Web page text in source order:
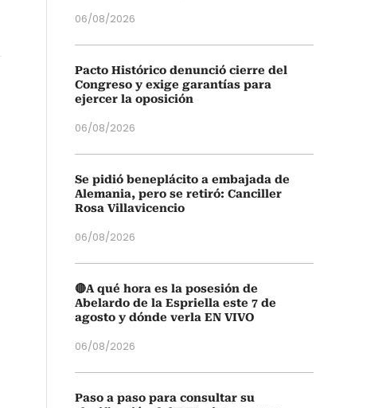
06/08/2026
Pacto Histórico denunció cierre del
Congreso y exige garantías para
ejercer la oposición
06/08/2026
Se pidió beneplácito a embajada de
Alemania, pero se retiró: Canciller
Rosa Villavicencio
06/08/2026
🔴A qué hora es la posesión de
Abelardo de la Espriella este 7 de
agosto y dónde verla EN VIVO
06/08/2026
Paso a paso para consultar su